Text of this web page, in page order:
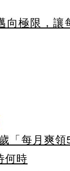
向極限，讓
「每月爽
何時